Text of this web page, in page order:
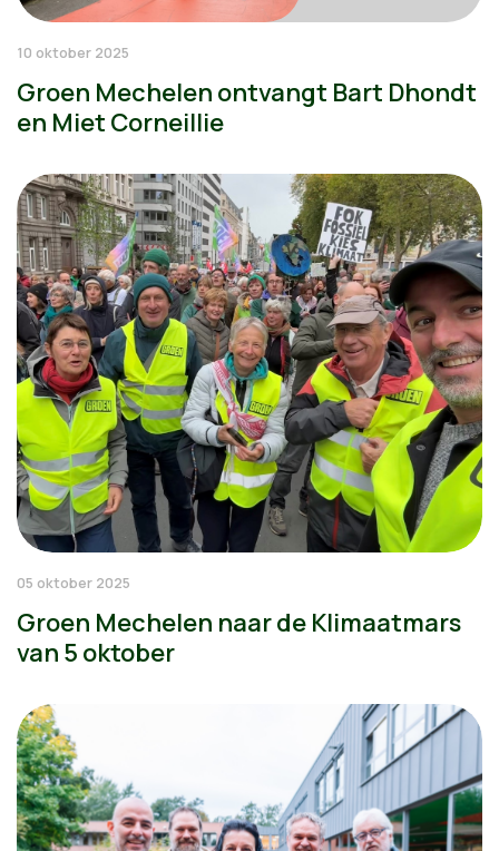
10 oktober 2025
Groen Mechelen ontvangt Bart Dhondt
en Miet Corneillie
05 oktober 2025
Groen Mechelen naar de Klimaatmars
van 5 oktober